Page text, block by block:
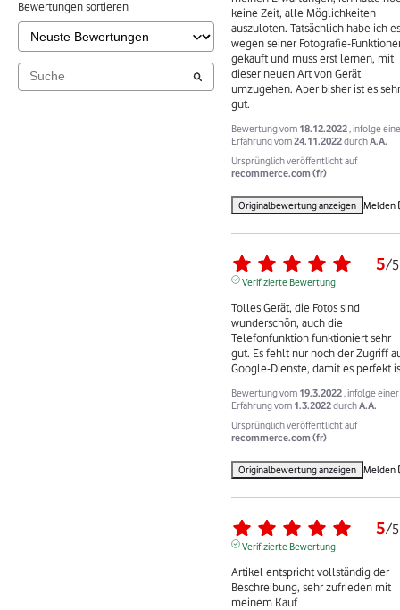
Bewertungen sortieren
keine Zeit, alle Möglichkeiten
auszuloten. Tatsächlich habe ich es
wegen seiner Fotografie-
gekauft und muss erst lernen, mit
dieser neuen Art von Gerät
umzugehen. Aber bisher ist es sehr
gut.
Bewertung vom 18.12.2022 , infolge
Erfahrung vom24.11.2022durchA.A.
Ursprünglich veröffentlicht auf
recommerce.com (fr)
Originalbewertung anzeigen Melden
5/5
Verifizierte Bewertung
Tolles Gerät, die Fotos sind
wunderschön, auch die
Telefonfunktion funktioniert sehr
gut. Es fehlt nur noch der Zugriff
Google-Dienste, damit es perfekt
Bewertung vom 19.3.2022 , infolge einer
Erfahrung vom 1.3.2022durchA.A.
Ursprünglich veröffentlicht auf
recommerce.com (fr)
Originalbewertung anzeigen Melden
5/5
Verifizierte Bewertung
Artikel entspricht vollständig der
Beschreibung, sehr zufrieden mit
meinem Kauf